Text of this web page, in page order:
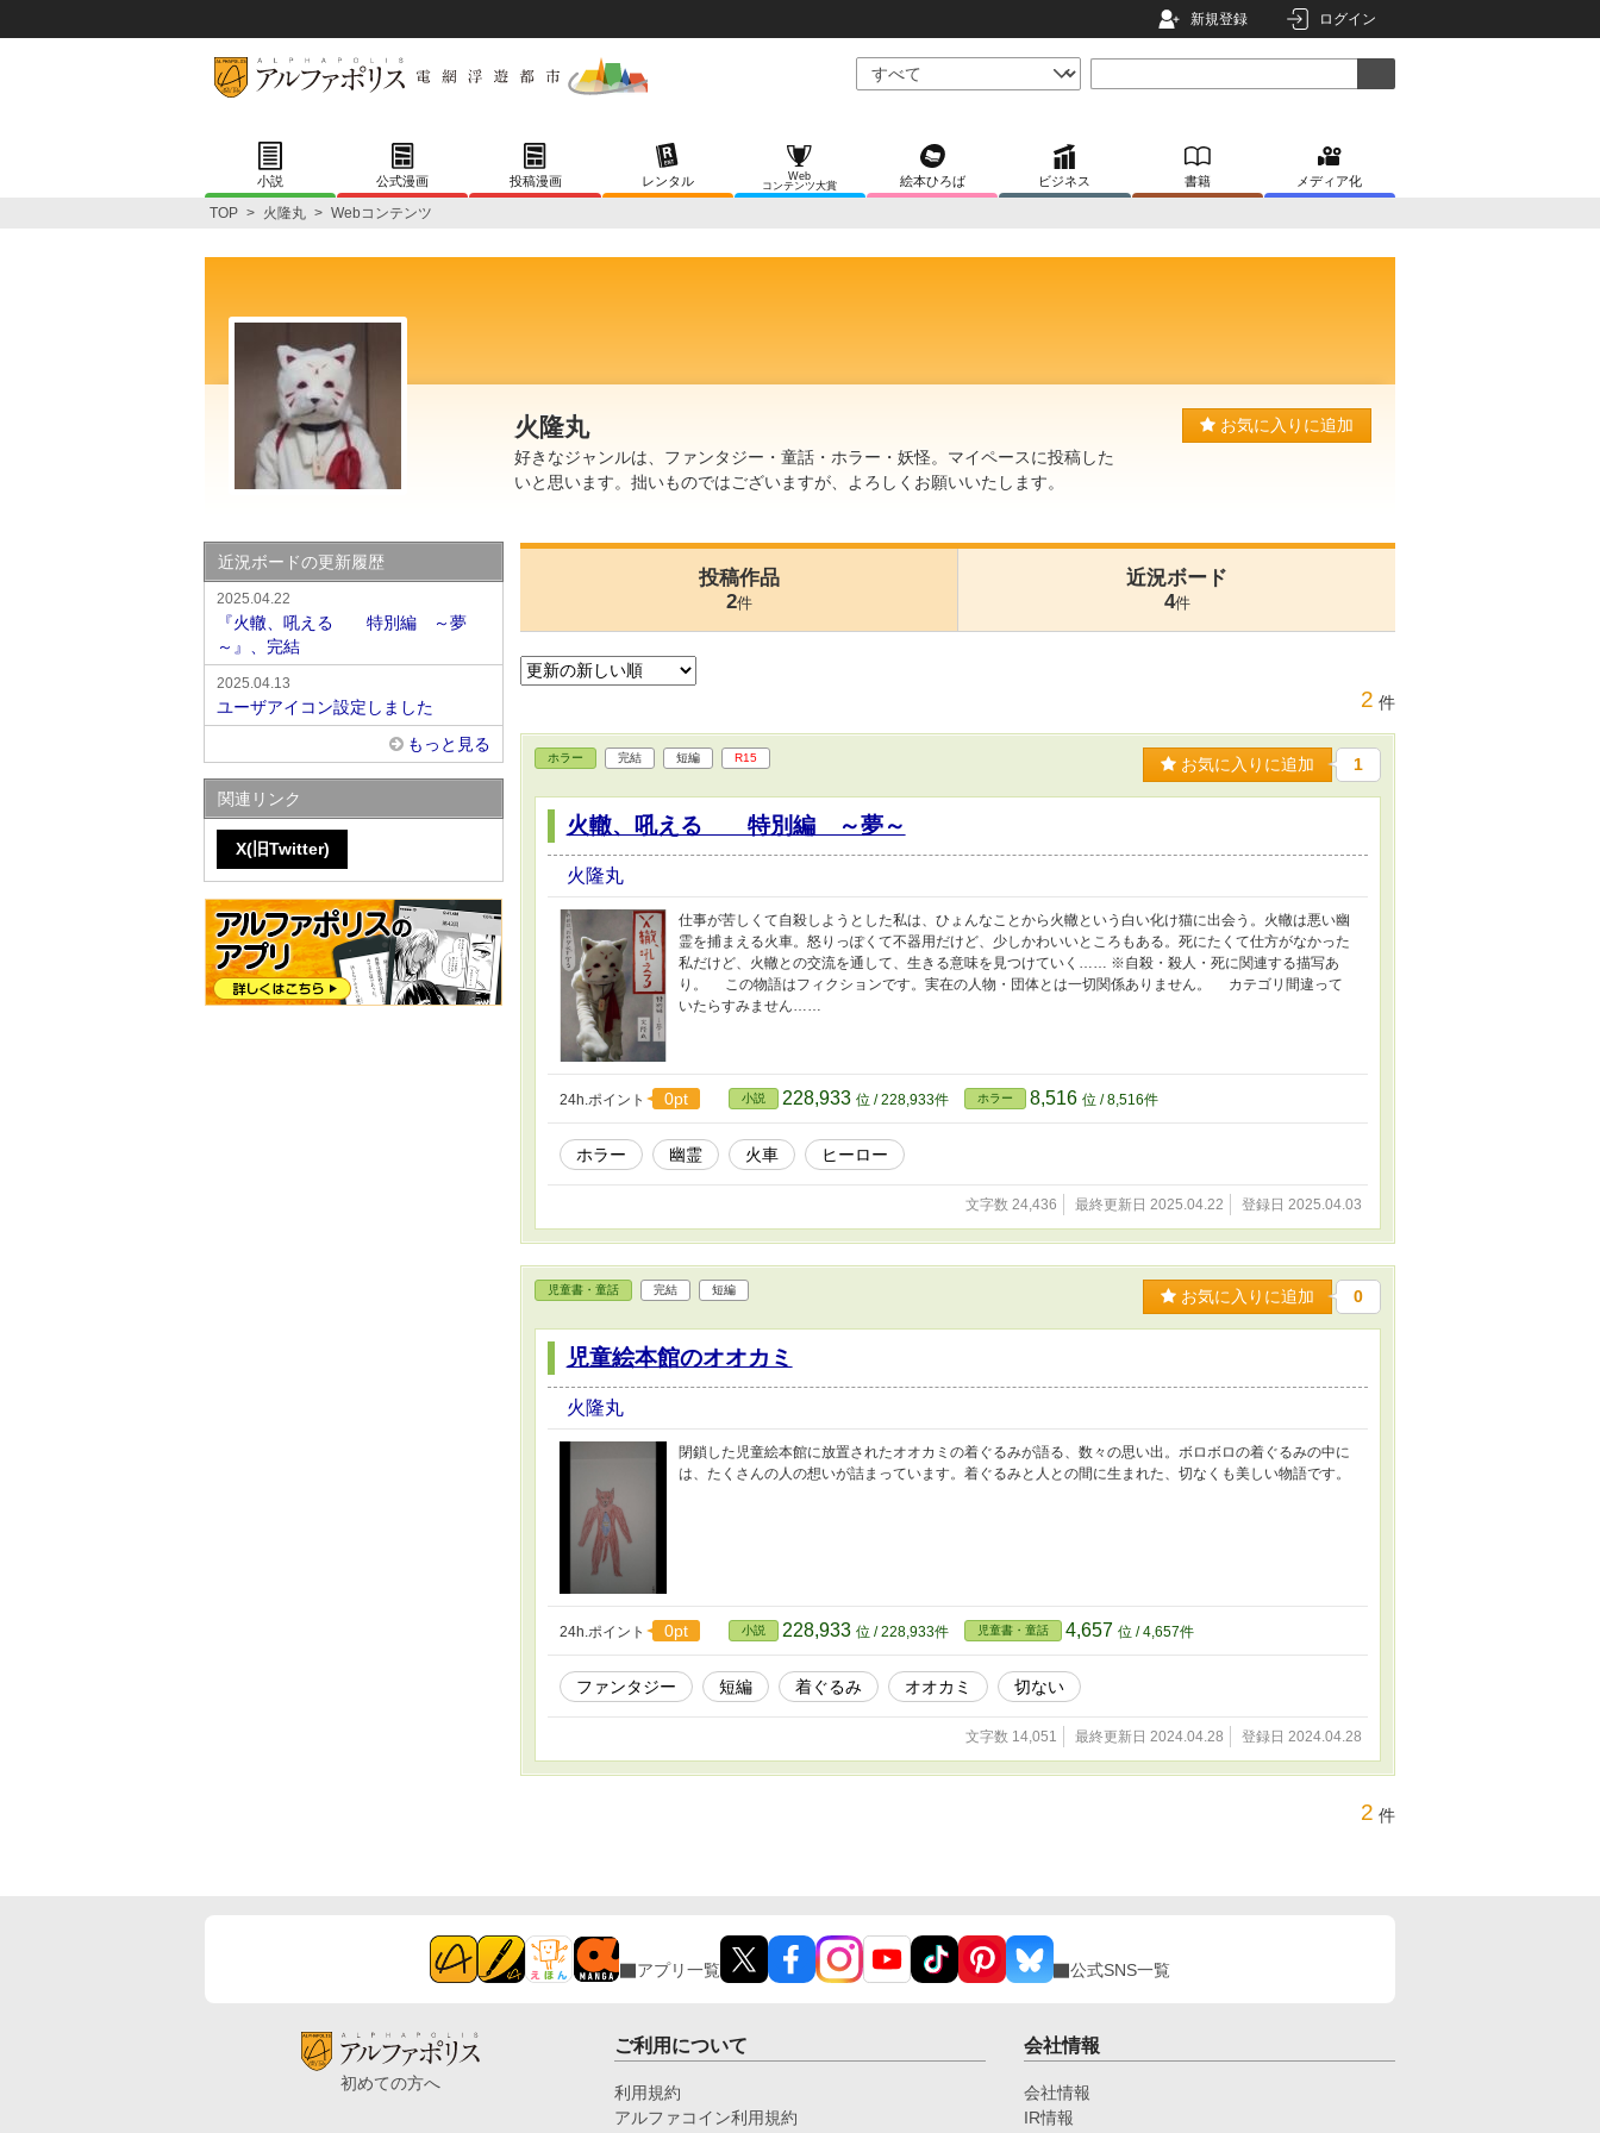
新規登録 ログイン
小説 公式漫画 投稿漫画 レンタル
Web
コンテンツ大賞
絵本ひろば ビジネス 書籍 メディア化
TOP > 火隆丸 > Webコンテンツ
火隆丸
好きなジャンルは、ファンタジー・童話・ホラー・妖怪。マイペースに投稿した
いと思います。拙いものではございますが、よろしくお願いいたします。
お気に入りに追加
投稿作品
2件
近況ボード
4件
2 件
ホラー 完結 短編 R15 お気に入りに追加 1
火轍、吼える 特別編 ～夢～
火隆丸
仕事が苦しくて自殺しようとした私は、ひょんなことから火轍という白い化け猫に出会う。火轍は悪い幽
霊を捕まえる火車。怒りっぽくて不器用だけど、少しかわいいところもある。死にたくて仕方がなかった
私だけど、火轍との交流を通して、生きる意味を見つけていく…… ※自殺・殺人・死に関連する描写あ
り。 この物語はフィクションです。実在の人物・団体とは一切関係ありません。 カテゴリ間違って
いたらすみません……
24h.ポイント 0pt 小説 228,933 位 / 228,933件 ホラー 8,516 位 / 8,516件
ホラー 幽霊 火車 ヒーロー
文字数 24,436 最終更新日 2025.04.22 登録日 2025.04.03
児童書・童話 完結 短編 お気に入りに追加 0
児童絵本館のオオカミ
火隆丸
閉鎖した児童絵本館に放置されたオオカミの着ぐるみが語る、数々の思い出。ボロボロの着ぐるみの中に
は、たくさんの人の想いが詰まっています。着ぐるみと人との間に生まれた、切なくも美しい物語です。
24h.ポイント 0pt 小説 228,933 位 / 228,933件 児童書・童話 4,657 位 / 4,657件
ファンタジー 短編 着ぐるみ オオカミ 切ない
文字数 14,051 最終更新日 2024.04.28 登録日 2024.04.28
2 件
近況ボードの更新履歴
2025.04.22
『火轍、吼える 特別編 ～夢
～』、完結
2025.04.13
ユーザアイコン設定しました
もっと見る
関連リンク
X(旧Twitter)
アプリ一覧 公式SNS一覧
初めての方へ
ご利用について
利用規約
アルファコイン利用規約
会社情報
会社情報
IR情報